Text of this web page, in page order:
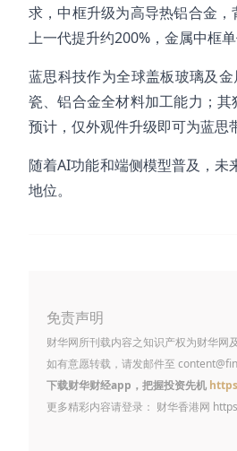
求，中框升级为高导热铝合金
上一代提升约200%，金属中框
蓝思科技作为全球盖板玻璃及
瓷、铝合金全材料加工能力；
预计，仅外观件升级即可为蓝思
随着AI功能和端侧模型普及，未
地位。
免责声明
财华网所刊载内容之知识产权为财华网
如有意愿转载，请发邮件至
下载财华财经app，把握投资先机
更多精彩内容请登录： 财华香港网